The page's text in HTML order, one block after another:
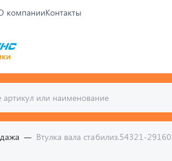
компанииКонтакты
Втулка вала стабилиз.54321-